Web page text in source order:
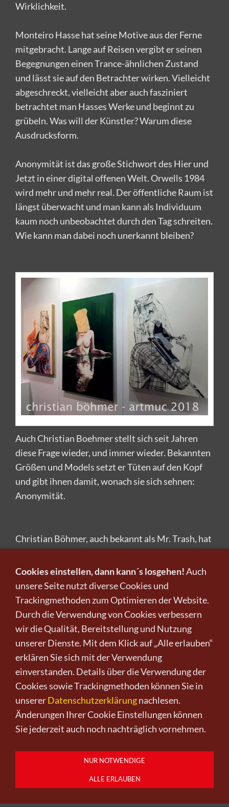
Wirklichkeit.
Monteiro Hasse hat seine Motive aus der Ferne
mitgebracht. Lange auf Reisen vergibt er seinen
Begegnungen einen Trance-ähnlichen Zustand
und lässt sie auf den Betrachter wirken. Vielleicht
abgeschreckt, vielleicht aber auch fasziniert
betrachtet man Hasses Werke und beginnt zu
grübeln. Was will der Künstler? Warum diese
Ausdrucksform.
Anonymität ist das große Stichwort des Hier und
Jetzt in einer digital offenen Welt. Orwells 1984
wird mehr und mehr real. Der öffentliche Raum ist
längst überwacht und man kann als Individuum
kaum noch unbeobachtet durch den Tag schreiten.
Wie kann man dabei noch unerkannt bleiben?
Auch Christian Boehmer stellt sich seit Jahren
diese Frage wieder, und immer wieder. Bekannten
Größen und Models setzt er Tüten auf den Kopf
und gibt ihnen damit, wonach sie sich sehnen:
Anonymität.
Christian Böhmer, auch bekannt als Mr. Trash, hat
Wollte man früher noch berühmt werden, will
man heute, wenn berühmt, im Alltag anonym sein
und seine Fehlbarkeit und Lasterhaftigkeit nicht
ertappt wissen. - Immer schwieriger in Zeiten von
Smartphones und der ewig möglichen, optischen
Abbildbarkeit. - Boehmers Tüten indes offenbaren
nichts! Jeder könnte das Motiv gewesen sein.
Endlich wieder anonym!
Cookies einstellen, dann kann´s losgehen!Auch
unsere Seite nutzt diverse Cookies und
Trackingmethoden zum Optimieren der Website.
Durch die Verwendung von Cookies verbessern
wir die Qualität, Bereitstellung und Nutzung
unserer Dienste. Mit dem Klick auf „Alle erlauben“
erklären Sie sich mit der Verwendung
einverstanden. Details über die Verwendung der
Cookies sowie Trackingmethoden können Sie in
unsererDatenschutzerklärungnachlesen.
Änderungen Ihrer Cookie Einstellungen können
Sie jederzeit auch noch nachträglich vornehmen.
NUR NOTWENDIGE
ALLE ERLAUBEN